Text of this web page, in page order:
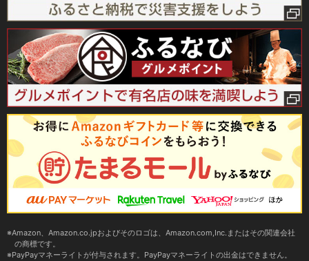
Amazon、Amazon.co.jpおよびそのロゴは、Amazon.com,Inc.またはその関連会社
の商標です。
PayPayマネーライトが付与されます。PayPayマネーライトの出金はできません。